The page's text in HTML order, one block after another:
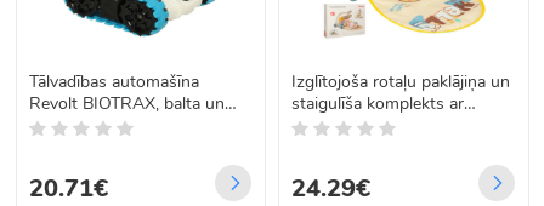
Tālvadības automašīna
Revolt BIOTRAX, balta un
zila, SM
20.71€
Izglītojoša rotaļu paklājiņa un
staigulīša komplekts ar
pianīnu 2in1 Bibi-inn pelēks
24.29€